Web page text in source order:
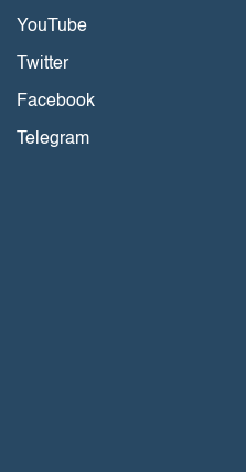
YouTube
Twitter
Facebook
Telegram